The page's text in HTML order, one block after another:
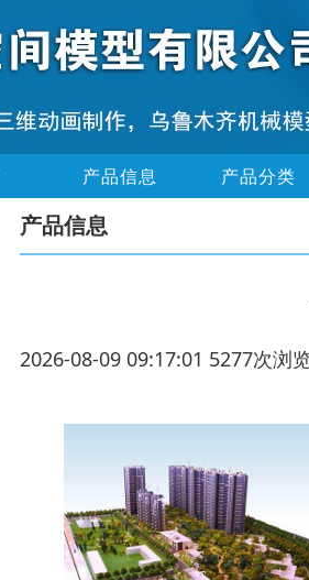
产品信息 产品分类
产品信息
2026-08-09 09:17:01 5277次浏